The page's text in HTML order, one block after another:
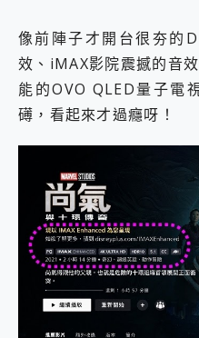
像前陣子才開台很夯的
效、iMAX影院震撼的音
能的OVO QLED量子電
礡，看起來才過癮呀！